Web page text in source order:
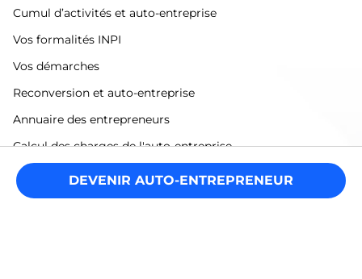
DEVENIR AUTO-ENTREPRENEUR
Cumul d’activités et auto-entreprise
Vos formalités INPI
Vos démarches
Reconversion et auto-entreprise
Annuaire des entrepreneurs
Calcul des charges de l'auto-entreprise
Déclarer ses impôts en auto-entreprise
Légal